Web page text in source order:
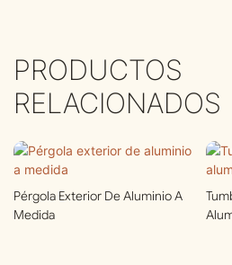
PRODUCTOS
RELACIONADOS
Pérgola Exterior De Aluminio A
Medida